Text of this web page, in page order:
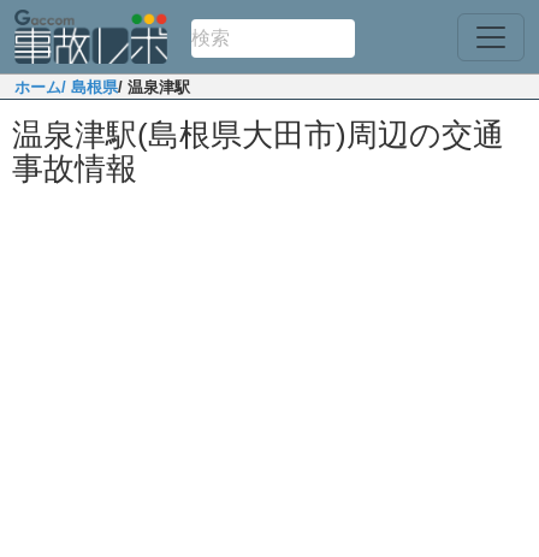
ホーム/ 島根県/ 温泉津駅
温泉津駅(島根県大田市)周辺の交通
事故情報